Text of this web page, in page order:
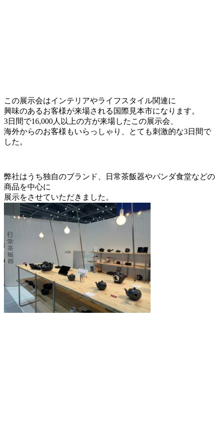
この展示会はインテリアやライフスタイル関連に
興味のあるお客様が来場される国際見本市になります。
3日間で16,000人以上の方が来場したこの展示会、
海外からのお客様もいらっしゃり、とても刺激的な3日間で
した。
弊社はうち独自のブランド、日常茶飯器やパンダ食堂などの
商品を中心に
展示をさせていただきました。